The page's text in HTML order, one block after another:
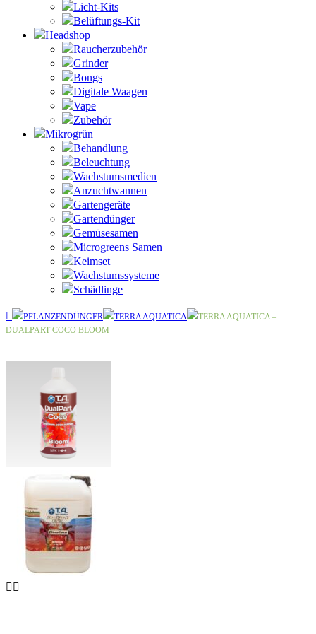
Licht-Kits
Belüftungs-Kit
Headshop
Raucherzubehör
Grinder
Bongs
Digitale Waagen
Vape
Zubehör
Mikrogrün
Behandlung
Beleuchtung
Wachstumsmedien
Anzuchtwannen
Gartengeräte
Gartendünger
Gemüsesamen
Microgreens Samen
Keimset
Wachstumssysteme
Schädlinge
PFLANZENDÜNGER TERRA AQUATICA
TERRA AQUATICA –
DUALPART COCO BLOOM